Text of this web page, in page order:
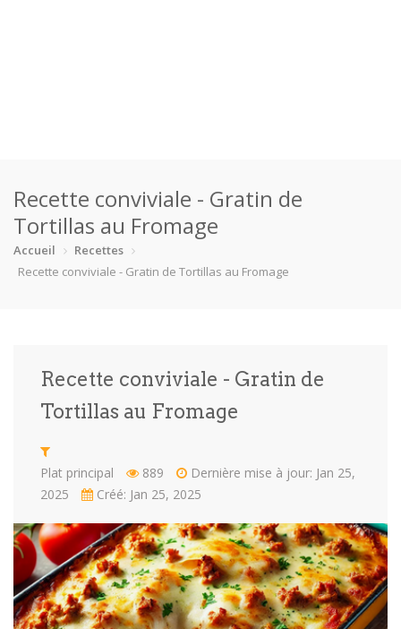
Catégories
Boisson Crevette
Plat princ… Poisson Porc
Soupes St valenti…
Viande
Conseils et astuces
Nous contacter
Connexion / Inscription
Recette conviviale - Gratin de
Tortillas au Fromage
Accueil
Recettes
Recette conviviale - Gratin de Tortillas au Fromage
Recette conviviale - Gratin de
Tortillas au Fromage
Plat principal 889
Dernière mise à jour: Jan 25,
2025
Créé: Jan 25, 2025